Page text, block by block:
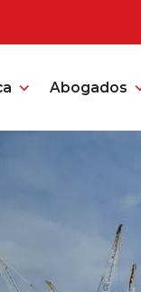
Abogados